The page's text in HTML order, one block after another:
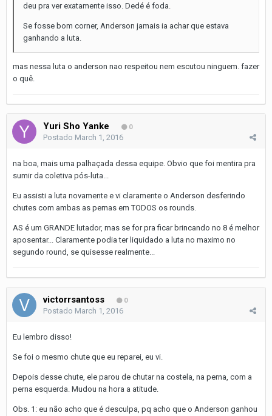
deu pra ver exatamente isso. Dedé é foda.
Se fosse bom corner, Anderson jamais ia achar que estava
ganhando a luta.
mas nessa luta o anderson nao respeitou nem escutou ninguem. fazer
o quê.
Yuri Sho Yanke 0
Postado March 1, 2016
na boa, mais uma palhaçada dessa equipe. Obvio que foi mentira pra
sumir da coletiva pós-luta...
Eu assisti a luta novamente e vi claramente o Anderson desferindo
chutes com ambas as pernas em TODOS os rounds.
AS é um GRANDE lutador, mas se for pra ficar brincando no 8 é melhor
aposentar... Claramente podia ter liquidado a luta no maximo no
segundo round, se quisesse realmente...
victorrsantoss 0
Postado March 1, 2016
Eu lembro disso!
Se foi o mesmo chute que eu reparei, eu vi.
Depois desse chute, ele parou de chutar na costela, na perna, com a
perna esquerda. Mudou na hora a atitude.
Obs. 1: eu não acho que é desculpa, pq acho que o Anderson ganhou